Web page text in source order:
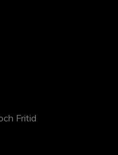
Fritid